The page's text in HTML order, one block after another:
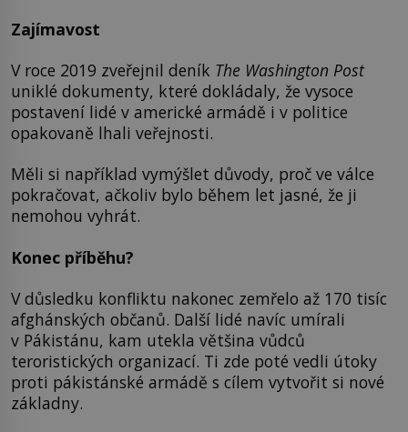
Zajímavost
V roce 2019 zveřejnil deník The Washington Post
uniklé dokumenty, které dokládaly, že vysoce
postavení lidé v americké armádě i v politice
opakovaně lhali veřejnosti.
Měli si například vymýšlet důvody, proč ve válce
pokračovat, ačkoliv bylo během let jasné, že ji
nemohou vyhrát.
Konec příběhu?
V důsledku konfliktu nakonec zemřelo až 170 tisíc
afghánských občanů. Další lidé navíc umírali
v Pákistánu, kam utekla většina vůdců
teroristických organizací. Ti zde poté vedli útoky
proti pákistánské armádě s cílem vytvořit si nové
základny.